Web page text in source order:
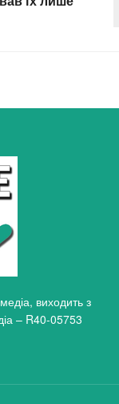
виходить з
– R40-05753